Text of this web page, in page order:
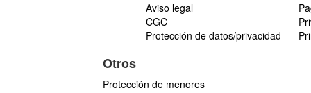
Aviso legal
CGC
Protección de datos/privacidad
Otros
Protección de menores